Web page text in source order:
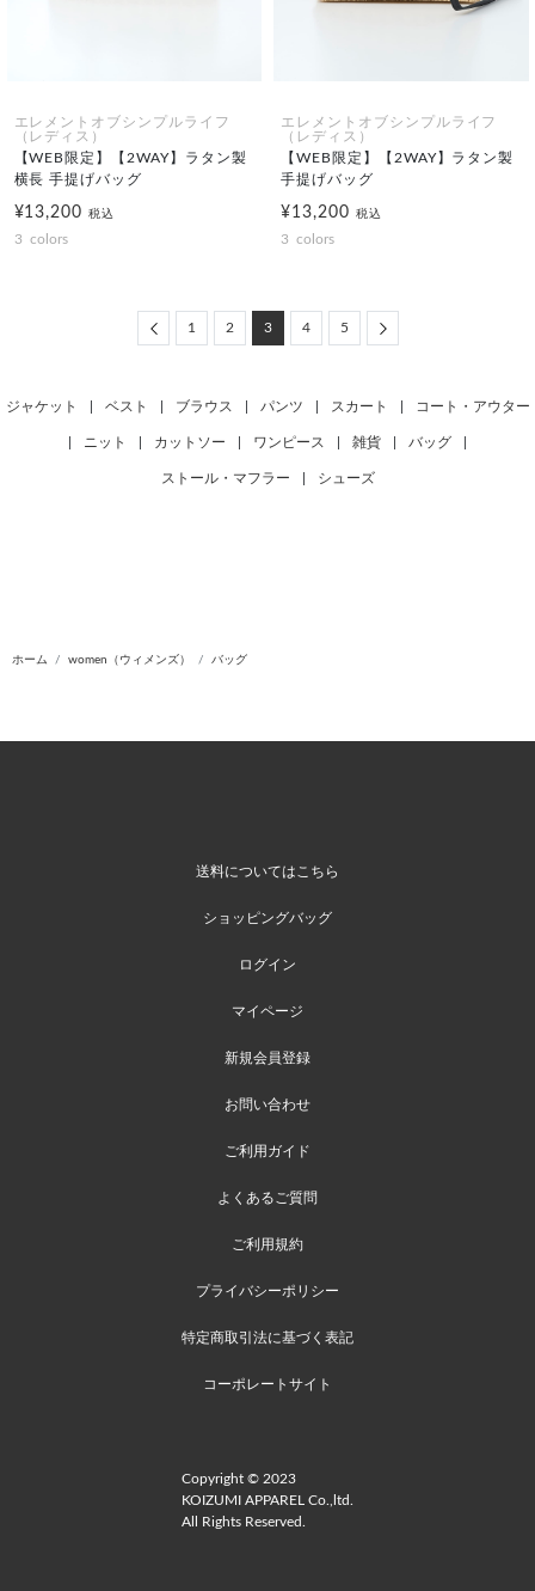
エレメントオブシンプルライフ
（レディス）
【WEB限定】【2WAY】ラタン製
横長 手提げバッグ
¥13,200税込
3 colors
エレメントオブシンプルライフ
（レディス）
【WEB限定】【2WAY】ラタン製
手提げバッグ
¥13,200 税込
3 colors
Previous
1 2 3 4 5 Next
ジャケット ベスト ブラウス パンツ スカート コート・アウター
ニット カットソー ワンピース 雑貨 バッグ
ストール・マフラー シューズ
ホーム women（ウィメンズ） バッグ
送料についてはこちら
ショッピングバッグ
ログイン
マイページ
新規会員登録
お問い合わせ
ご利用ガイド
よくあるご質問
ご利用規約
プライバシーポリシー
特定商取引法に基づく表記
コーポレートサイト
Copyright © 2023
KOIZUMI APPAREL Co.,ltd.
All Rights Reserved.